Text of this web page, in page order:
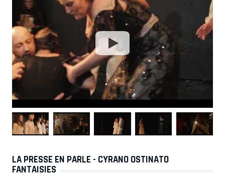
LA PRESSE EN PARLE - CYRANO OSTINATO
FANTAISIES